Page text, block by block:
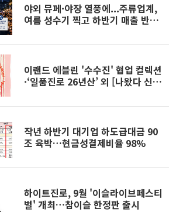
야외 뮤페·야장 열풍에...주류업계,
여름 성수기 찍고 하반기 매출 반등
이랜드 에블린 '수수진' 협업 컬렉션
·‘일품진로 26년산’ 외 [나왔다 신
작년 하반기 대기업 하도급대금 90
조 육박…현금성결제비율 98%
하이트진로, 9월 '이슬라이브페스티
벌' 개최…참이슬 한정판 출시